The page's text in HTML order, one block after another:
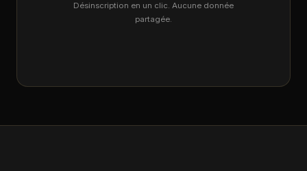
Désinscription en un clic. Aucune donnée
partagée.